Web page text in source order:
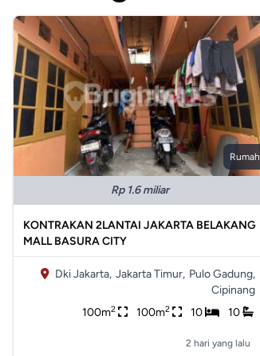
Rumah
Rp 1.6 miliar
KONTRAKAN 2LANTAI JAKARTA BELAKANG
MALL BASURA CITY
Dki Jakarta, Jakarta Timur, Pulo Gadung,
Cipinang
100m2 100m2 10 10
2 hari yang lalu